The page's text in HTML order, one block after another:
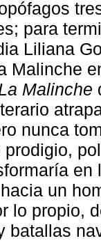
para
Liliana
Malinche
Malinche
nunca
un
lo propio,
batallas